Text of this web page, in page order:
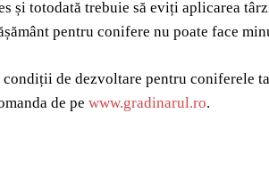
și totodată trebuie să eviți aplicarea
pentru conifere nu poate face
de dezvoltare pentru coniferele
de pe www.gradinarul.ro.